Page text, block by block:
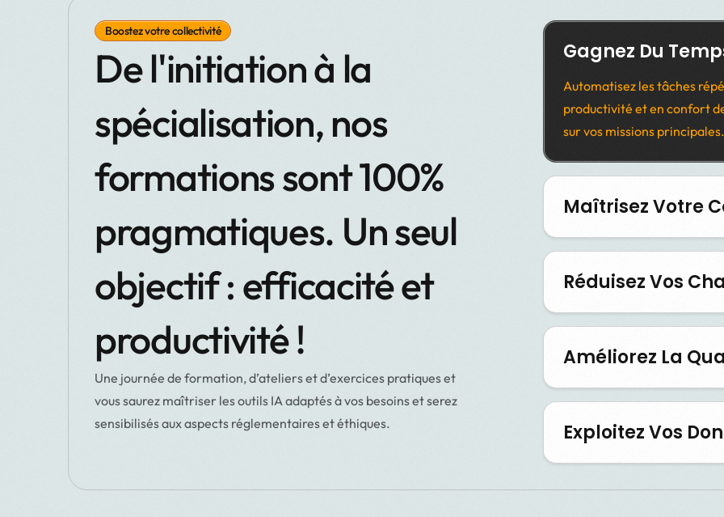
Boostez votre collectivité
De l'initiation à la
spécialisation, nos
formations sont 100%
pragmatiques. Un seul
objectif : efficacité et
productivité !
Une journée de formation, d’ateliers et d’exercices pratiques et
vous saurez maîtriser les outils IA adaptés à vos besoins et serez
sensibilisés aux aspects réglementaires et éthiques.
Gagnez Du
Automatisez les tâches
productivité et en confort
sur vos missions principales.
Maîtrisez Votre
Réduisez Vos
Améliorez La
Exploitez Vos